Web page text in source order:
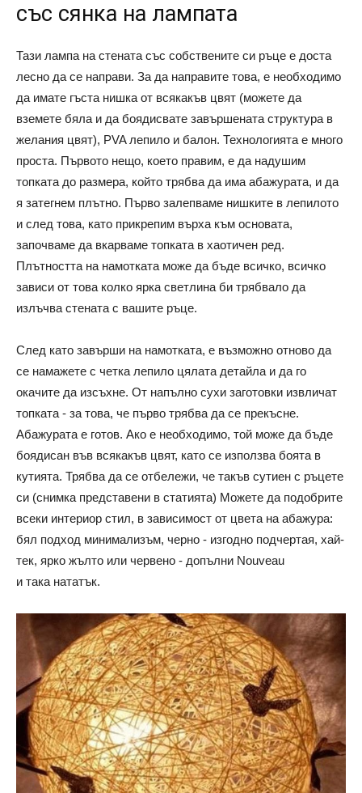
със сянка на лампата
Тази лампа на стената със собствените си ръце е доста
лесно да се направи. За да направите това, е необходимо
да имате гъста нишка от всякакъв цвят (можете да
вземете бяла и да боядисвате завършената структура в
желания цвят), PVA лепило и балон. Технологията е много
проста. Първото нещо, което правим, е да надушим
топката до размера, който трябва да има абажурата, и да
я затегнем плътно. Първо залепваме нишките в лепилото
и след това, като прикрепим върха към основата,
започваме да вкарваме топката в хаотичен ред.
Плътността на намотката може да бъде всичко, всичко
зависи от това колко ярка светлина би трябвало да
излъчва стената с вашите ръце.
След като завърши на намотката, е възможно отново да
се намажете с четка лепило цялата детайла и да го
окачите да изсъхне. От напълно сухи заготовки извличат
топката - за това, че първо трябва да се прекъсне.
Абажурата е готов. Ако е необходимо, той може да бъде
боядисан във всякакъв цвят, като се използва боята в
кутията. Трябва да се отбележи, че такъв сутиен с ръцете
си (снимка представени в статията) Можете да подобрите
всеки интериор стил, в зависимост от цвета на абажура:
бял подход минимализъм, черно - изгодно подчертая, хай-
тек, ярко жълто или червено - допълни Nouveau
и така нататък.